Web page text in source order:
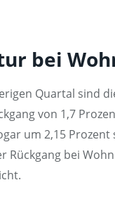
bei
Quartal sind
von 1,7
um 2,15
Rückgang bei